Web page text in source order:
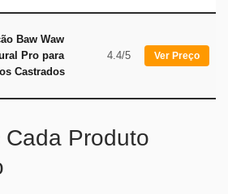
Baw Waw
Pro para
Castrados
4.4/5 Ver Preço
Produto